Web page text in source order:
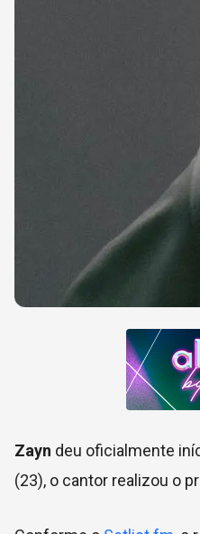
Zayn deu oficialmente
(23), o cantor realizou o